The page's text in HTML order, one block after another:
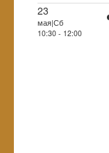
23
мая|Сб
10:30 - 12:00